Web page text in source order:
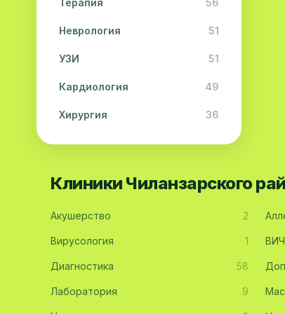
Терапия 56
Неврология 51
УЗИ 51
Кардиология 49
Хирургия 36
Физиотерапия 31
Клиники Чиланзарского
Акушерство 2
Вирусология 1
Диагностика 58
Лаборатория 9